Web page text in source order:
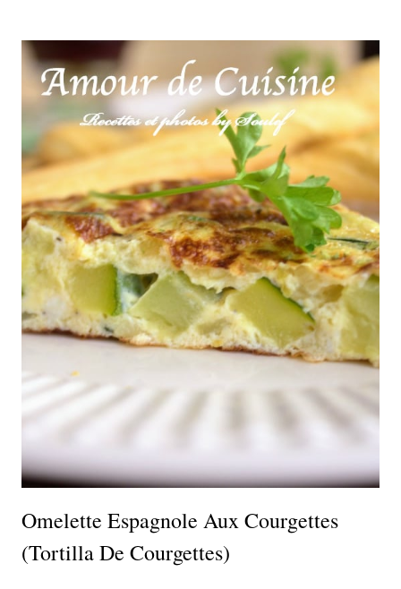
Omelette Espagnole Aux Courgettes
(tortilla De Courgettes)